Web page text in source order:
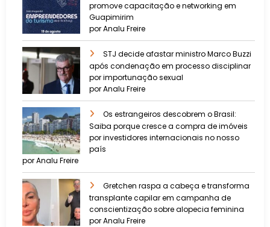
promove capacitação e networking em
Guapimirim
por Analu Freire
STJ decide afastar ministro Marco Buzzi
após condenação em processo disciplinar
por importunação sexual
por Analu Freire
Os estrangeiros descobrem o Brasil:
Saiba porque cresce a compra de imóveis
por investidores internacionais no nosso
país
por Analu Freire
Gretchen raspa a cabeça e transforma
transplante capilar em campanha de
conscientização sobre alopecia feminina
por Analu Freire